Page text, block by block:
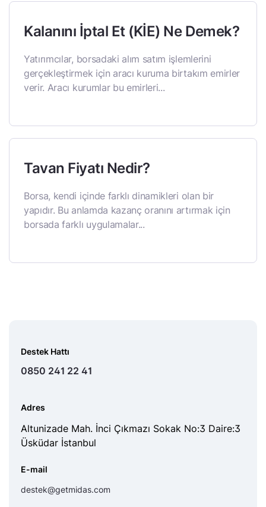
Kalanını İptal Et (KİE) Ne Demek?
Yatırımcılar, borsadaki alım satım işlemlerini
gerçekleştirmek için aracı kuruma birtakım emirler
verir. Aracı kurumlar bu emirleri...
Tavan Fiyatı Nedir?
Borsa, kendi içinde farklı dinamikleri olan bir
yapıdır. Bu anlamda kazanç oranını artırmak için
borsada farklı uygulamalar...
Destek Hattı
0850 241 22 41
Adres
Altunizade Mah. İnci Çıkmazı Sokak No:3 Daire:3
Üsküdar İstanbul
E-mail
destek@getmidas.com